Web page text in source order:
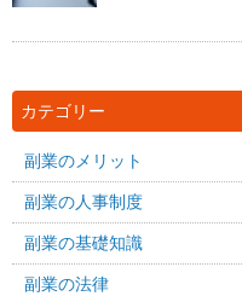
カテゴリー
副業のメリット
副業の人事制度
副業の基礎知識
副業の法律